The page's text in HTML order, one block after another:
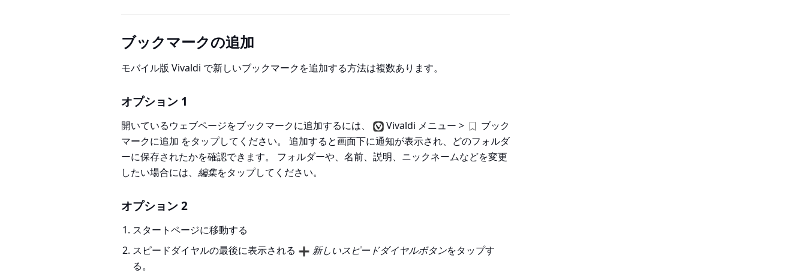
ブックマークの追加
モバイル版 Vivaldi で新しいブックマークを追加する方法は複数あります。
オプション 1
開いているウェブページをブックマークに追加するには、 Vivaldi メニュー >
ブック
マークに追加 をタップしてください。 追加すると画面下に通知が表示され、どのフォルダ
ーに保存されたかを確認できます。 フォルダーや、名前、説明、ニックネームなどを変更
したい場合には、 編集をタップしてください。
オプション 2
スタートページに移動する
スピードダイヤルの最後に表示される
新しいスピードダイヤルボタンをタップす
る。